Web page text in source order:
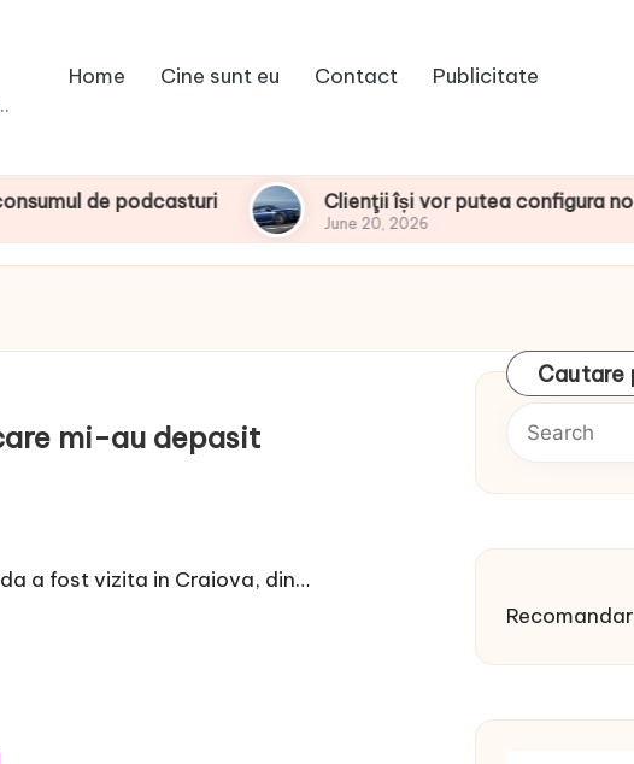
Home Cine sunt eu Contact Publicitate
podcasturi Clienţii își vor putea configura noul BMW
June 20, 2026
mi-au depasit
a fost vizita in Craiova, din…
Cautare